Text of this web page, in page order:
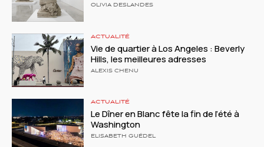
OLIVIA DESLANDES
ACTUALITÉ
Vie de quartier à Los Angeles : Beverly
Hills, les meilleures adresses
ALEXIS CHENU
ACTUALITÉ
Le Dîner en Blanc fête la fin de l’été à
Washington
ELISABETH GUÉDEL